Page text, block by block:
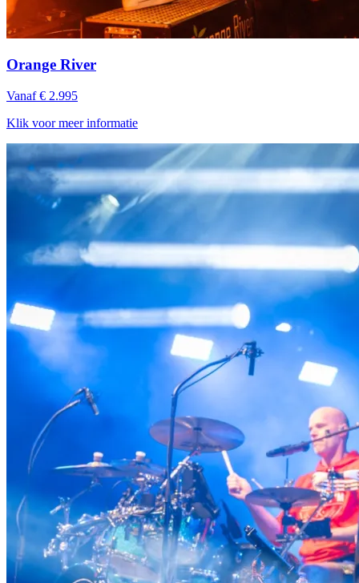
Orange River
Vanaf € 2.995
Klik voor meer informatie